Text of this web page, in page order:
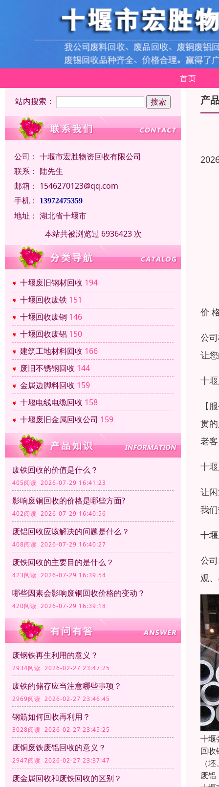
首页
站内搜索：
公司： 十堰市宏胜物资回收有限公司
联系： 陆先生
邮箱： 1546270123@qq.com
手机：
13972475359
地址： 湖北省十堰市
本站共被浏览过 6936423 次
十堰废旧钢材回收 194
十堰回收废铁 151
十堰回收废铜 146
十堰回收废铝 150
建筑工地材料回收 166
废旧不锈钢回收 144
金属边脚料回收 159
十堰电线电缆回收 158
十堰废旧金属回收公司 159
废铁回收的价值是什么？
405阅读 2026-07-29 16:41:23
影响废铜回收的价格是哪些方面?
402阅读 2026-07-29 16:40:56
废铝回收应该解决的问题是什么？
408阅读 2026-07-29 16:40:27
废铁回收的主要目的是什么？
423阅读 2026-07-29 16:39:54
哪些因素会影响废铜回收价格的变动？
420阅读 2026-07-29 16:39:18
废钢铁再生利用的意义？
2934阅读 2026-02-27 23:47:25
废铁的储存应当注意哪些事项？
2969阅读 2026-02-27 23:46:45
钢筋如何回收再利用？
3028阅读 2026-02-27 23:45:25
废铜废铁废铝回收的意义？
2947阅读 2026-02-27 23:37:47
废金属回收和废铁回收的区别？
产
价
公
让
十
【
贯
老
十
让
我
十
公
观
十堰
回收
（
废铝